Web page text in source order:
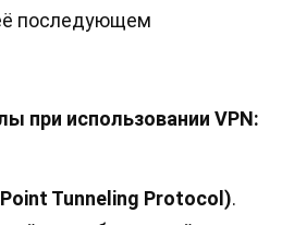
последующем
при использовании VPN:
Tunneling Protocol).